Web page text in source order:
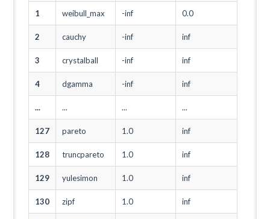
1 weibull_max -inf 0.0
2 cauchy -inf inf
3 crystalball -inf inf
4 dgamma -inf inf
... ... ... ...
127 pareto 1.0 inf
128 truncpareto 1.0 inf
129 yulesimon 1.0 inf
130 zipf 1.0 inf